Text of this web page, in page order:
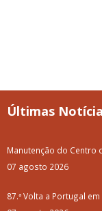
Últimas
Manutenção do Centro
07 agosto 2026
87.ª Volta a Portugal